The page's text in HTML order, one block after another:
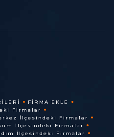
FIRMA EKLE
Firmalar
İlçesindeki Firmalar
İlçesindeki Firmalar
İlçesindeki Firmalar